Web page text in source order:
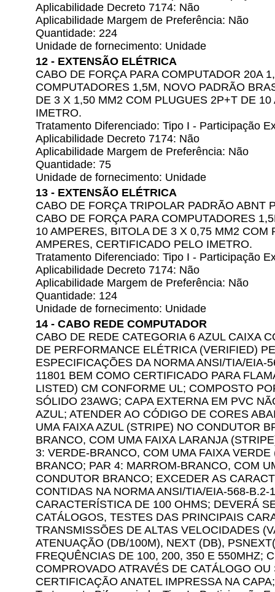
Aplicabilidade Decreto 7174: Não
Aplicabilidade Margem de Preferência: Não
Quantidade: 224
Unidade de fornecimento: Unidade
12 - EXTENSÃO ELÉTRICA
CABO DE FORÇA PARA COMPUTADOR 20A
COMPUTADORES 1,5M, NOVO PADRÃO
DE 3 X 1,50 MM2 COM PLUGUES 2P+T DE
IMETRO.
Tratamento Diferenciado: Tipo I - Participação
Aplicabilidade Decreto 7174: Não
Aplicabilidade Margem de Preferência: Não
Quantidade: 75
Unidade de fornecimento: Unidade
13 - EXTENSÃO ELÉTRICA
CABO DE FORÇA TRIPOLAR PADRÃO ABNT
CABO DE FORÇA PARA COMPUTADORES
10 AMPERES, BITOLA DE 3 X 0,75 MM2 COM
AMPERES, CERTIFICADO PELO IMETRO.
Tratamento Diferenciado: Tipo I - Participação
Aplicabilidade Decreto 7174: Não
Aplicabilidade Margem de Preferência: Não
Quantidade: 124
Unidade de fornecimento: Unidade
14 - CABO REDE COMPUTADOR
CABO DE REDE CATEGORIA 6 AZUL CAIXA
DE PERFORMANCE ELÉTRICA (VERIFIED)
ESPECIFICAÇÕES DA NORMA ANSI/TIA/EIA-
11801 BEM COMO CERTIFICADO PARA
LISTED) CM CONFORME UL; COMPOSTO
SÓLIDO 23AWG; CAPA EXTERNA EM PVC
AZUL; ATENDER AO CÓDIGO DE CORES
UMA FAIXA AZUL (STRIPE) NO CONDUTOR
BRANCO, COM UMA FAIXA LARANJA
3: VERDE-BRANCO, COM UMA FAIXA
BRANCO; PAR 4: MARROM-BRANCO, COM
CONDUTOR BRANCO; EXCEDER AS
CONTIDAS NA NORMA ANSI/TIA/EIA-568-
CARACTERÍSTICA DE 100 OHMS; DEVERÁ
CATÁLOGOS, TESTES DAS PRINCIPAIS
TRANSMISSÕES DE ALTAS VELOCIDADES
ATENUAÇÃO (DB/100M), NEXT (DB),
FREQUÊNCIAS DE 100, 200, 350 E 550MHZ;
COMPROVADO ATRAVÉS DE CATÁLOGO
CERTIFICAÇÃO ANATEL IMPRESSA NA